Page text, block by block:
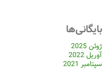
بایگانی‌ها
ژوئن 2025
آوریل 2022
سپتامبر 2021